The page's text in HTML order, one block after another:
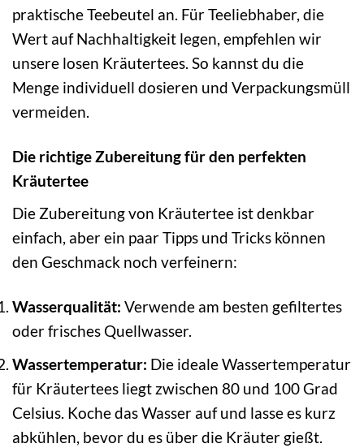
praktische Teebeutel an. Für Teeliebhaber, die
Wert auf Nachhaltigkeit legen, empfehlen wir
unsere losen Kräutertees. So kannst du die
Menge individuell dosieren und Verpackungsmüll
vermeiden.
Die richtige Zubereitung für den perfekten
Kräutertee
Die Zubereitung von Kräutertee ist denkbar
einfach, aber ein paar Tipps und Tricks können
den Geschmack noch verfeinern:
Wasserqualität: Verwende am besten gefiltertes
oder frisches Quellwasser.
Wassertemperatur: Die ideale Wassertemperatur
für Kräutertees liegt zwischen 80 und 100 Grad
Celsius. Koche das Wasser auf und lasse es kurz
abkühlen, bevor du es über die Kräuter gießt.